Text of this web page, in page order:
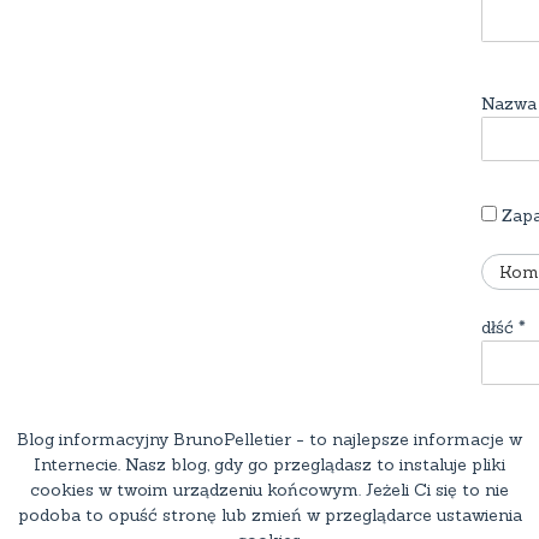
dłść *
Blog informacyjny BrunoPelletier - to najlepsze informacje w
Internecie. Nasz blog, gdy go przeglądasz to instaluje pliki
cookies w twoim urządzeniu końcowym. Jeżeli Ci się to nie
podoba to opuść stronę lub zmień w przeglądarce ustawienia